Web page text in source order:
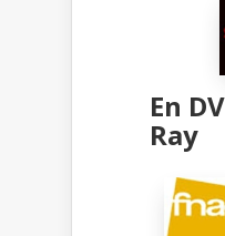
En
Ray